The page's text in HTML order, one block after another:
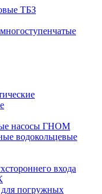
ТБЗ
насосы ГНОМ
водокольцевые
входа
погружных